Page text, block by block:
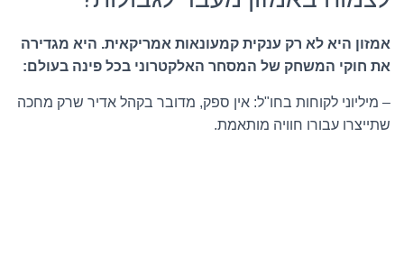
אמזון היא לא רק ענקית קמעונאות אמריקאית. היא מגדירה
את חוקי המשחק של המסחר האלקטרוני בכל פינה בעולם:
– מיליוני לקוחות בחו"ל: אין ספק, מדובר בקהל אדיר שרק מחכה
שתייצרו עבורו חוויה מותאמת.